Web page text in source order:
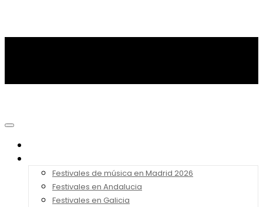
Festivales de música en Madrid 2026
Festivales en Andalucia
Festivales en Galicia